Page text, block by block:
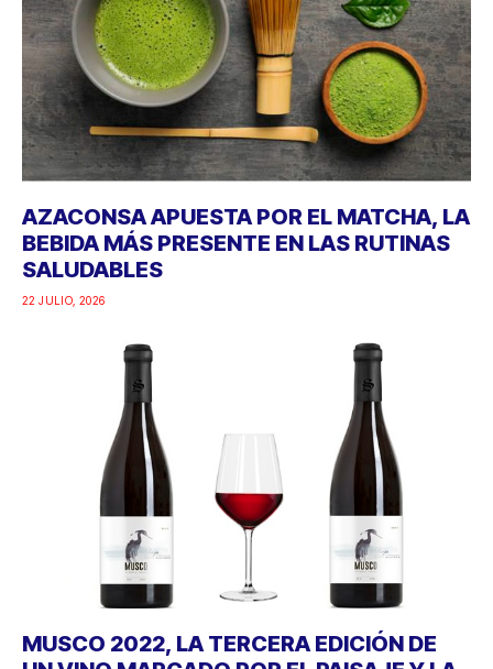
AZACONSA APUESTA POR EL MATCHA, LA
BEBIDA MÁS PRESENTE EN LAS RUTINAS
SALUDABLES
22 JULIO, 2026
MUSCO 2022, LA TERCERA EDICIÓN DE